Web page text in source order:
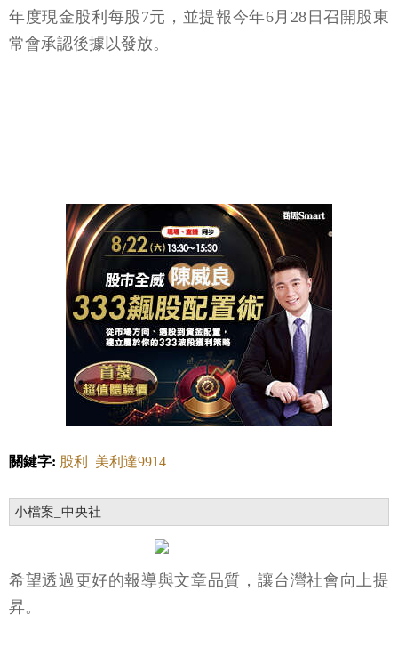
年度現金股利每股7元，並提報今年6月28日召開股東
常會承認後據以發放。
關鍵字: 股利 美利達9914
小檔案_中央社
希望透過更好的報導與文章品質，讓台灣社會向上提
昇。